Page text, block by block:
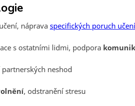
nápravaspecifických poruch učení
s ostatními lidmi, podpora
neshod
, odstranění stresu